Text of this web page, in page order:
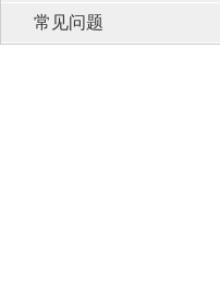
常见问题